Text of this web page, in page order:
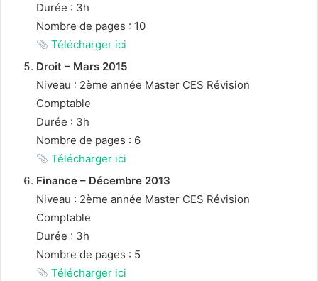
Durée : 3h
Nombre de pages : 10
Télécharger ici
Droit – Mars 2015
Niveau : 2ème année Master CES Révision
Comptable
Durée : 3h
Nombre de pages : 6
Télécharger ici
Finance – Décembre 2013
Niveau : 2ème année Master CES Révision
Comptable
Durée : 3h
Nombre de pages : 5
Télécharger ici